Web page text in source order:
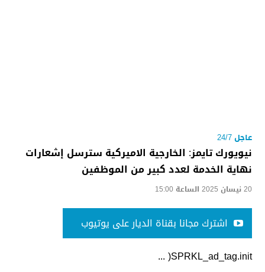
عاجل 24/7
نيويورك تايمز: الخارجية الاميركية سترسل إشعارات
نهاية الخدمة لعدد كبير من الموظفين
20 نيسان 2025 الساعة 15:00
اشترك مجانا بقناة الديار على يوتيوب
SPRKL_ad_tag.init( ...